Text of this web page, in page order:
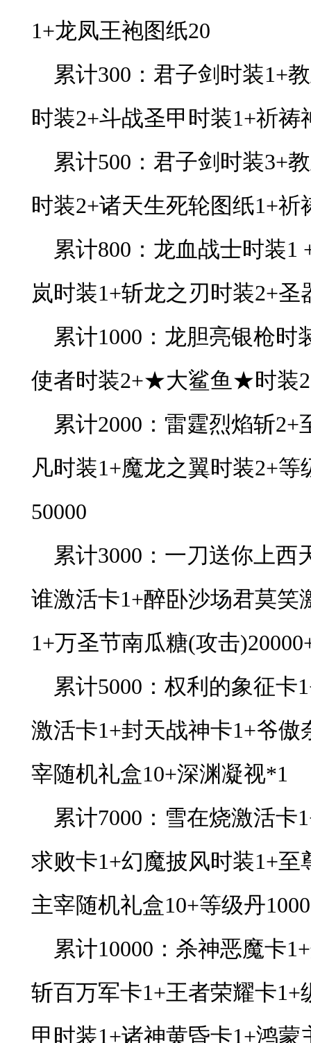
1+龙凤王袍图纸20
累计300：君子剑时装1+
时装2+斗战圣甲时装1+祈祷
累计500：君子剑时装3+
时装2+诸天生死轮图纸1+祈
累计800：龙血战士时装1
岚时装1+斩龙之刃时装2+圣
累计1000：龙胆亮银枪时
使者时装2+★大鲨鱼★时装
累计2000：雷霆烈焰斩
凡时装1+魔龙之翼时装2+等
50000
累计3000：一刀送你上
谁激活卡1+醉卧沙场君莫笑
1+万圣节南瓜糖(攻击
累计5000：权利的象征卡
激活卡1+封天战神卡1+爷傲
宰随机礼盒10+深渊凝视*1
累计7000：雪在烧激活卡
求败卡1+幻魔披风时装1+至
主宰随机礼盒10+等级丹
累计10000：杀神恶魔卡
斩百万军卡1+王者荣耀卡1+
甲时装1+诸神黄昏卡1+鸿